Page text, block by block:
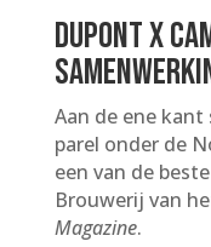
Dupont x
Aan de ene kant
parel onder de
een van de
Brouwerij van
Magazine.